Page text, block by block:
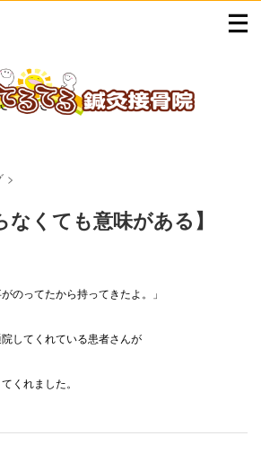
>
なくても意味がある】
のってたから持ってきたよ。」
してくれている患者さんが
くれました。